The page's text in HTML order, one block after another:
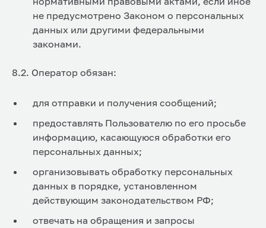
не предусмотрено Законом о персональных
данных или другими федеральными
законами.
8.2. Оператор обязан:
для отправки и получения сообщений;
предоставлять Пользователю по его просьбе
информацию, касающуюся обработки его
персональных данных;
организовывать обработку персональных
данных в порядке, установленном
действующим законодательством РФ;
отвечать на обращения и запросы